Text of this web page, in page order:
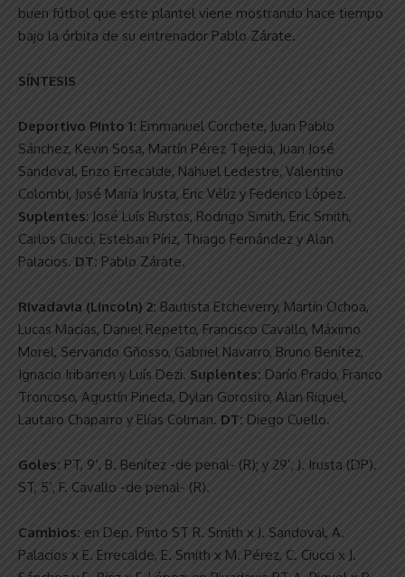
buen fútbol que este plantel viene mostrando hace tiempo
bajo la órbita de su entrenador Pablo Zárate.
SÍNTESIS
Deportivo Pinto 1: Emmanuel Corchete, Juan Pablo
Sánchez, Kevin Sosa, Martín Pérez Tejeda, Juan José
Sandoval, Enzo Errecalde, Nahuel Ledestre, Valentino
Colombi, José María Irusta, Eric Véliz y Federico López.
Suplentes: José Luís Bustos, Rodrigo Smith, Eric Smith,
Carlos Ciucci, Esteban Píriz, Thiago Fernández y Alan
Palacios. DT: Pablo Zárate.
Rivadavia (Lincoln) 2: Bautista Etcheverry, Martín Ochoa,
Lucas Macías, Daniel Repetto, Francisco Cavallo, Máximo
Morel, Servando Gñosso, Gabriel Navarro, Bruno Benítez,
Ignacio Iribarren y Luís Dezi. Suplentes: Darío Prado, Franco
Troncoso, Agustín Pineda, Dylan Gorosito, Alan Riquel,
Lautaro Chaparro y Elías Colman. DT: Diego Cuello.
Goles: PT, 9’, B. Benítez -de penal- (R); y 29’, J. Irusta (DP).
ST, 5’, F. Cavallo -de penal- (R).
Cambios: en Dep. Pinto ST R. Smith x J. Sandoval, A.
Palacios x E. Errecalde, E. Smith x M. Pérez, C. Ciucci x J.